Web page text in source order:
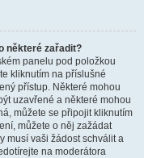
některé zařadit?
panelu pod položkou
kliknutím na příslušné
přístup. Některé mohou
uzavřené a některé mohou
můžete se připojit kliknutím
můžete o něj zažádat
musí vaši žádost schválit a
na moderátora